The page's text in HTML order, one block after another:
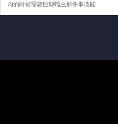
·内的时候需要巨型蠕虫那件事技能